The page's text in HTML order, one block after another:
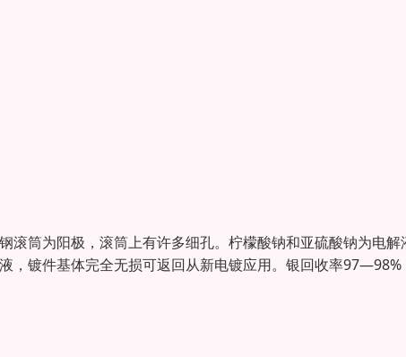
滚筒为阳极，滚筒上有许多细孔。柠檬酸钠和亚硫酸钠为电解
，镀件基体完全无损可返回从新电镀应用。银回收率97—98%